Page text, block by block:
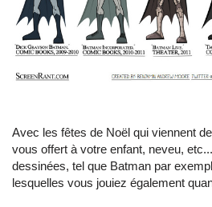
Avec les fêtes de Noël qui viennent
vous offert à votre enfant, neveu,
dessinées, tel que Batman par
lesquelles vous jouiez également